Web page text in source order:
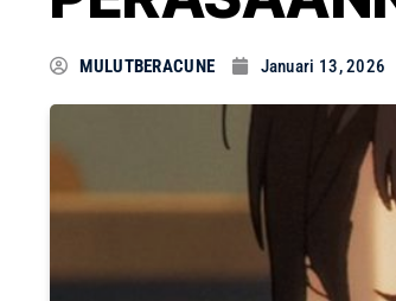
MULUTBERACUNE Januari 13, 2026